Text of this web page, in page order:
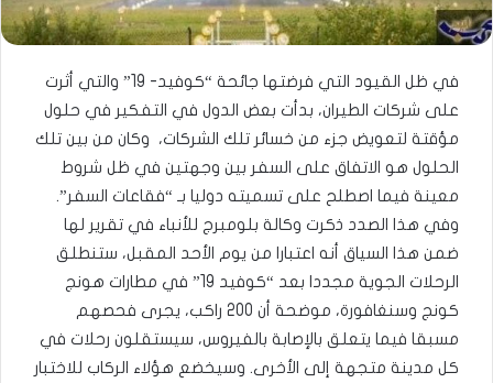
في ظل القيود التي فرضتها جائحة “كوفيد- 19” والتي أثرت
على شركات الطيران، بدأت بعض الدول في التفكير في حلول
مؤقتة لتعويض جزء من خسائر تلك الشركات، وكان من بين تلك
الحلول هو الاتفاق على السفر بين وجهتين في ظل شروط
معينة فيما اصطلح على تسميته دوليا بـ “فقاعات السفر”.
وفي هذا الصدد ذكرت وكالة بلومبرج للأنباء في تقرير لها
ضمن هذا السياق أنه اعتبارا من يوم الأحد المقبل، ستنطلق
الرحلات الجوية مجددا بعد “كوفيد 19” في مطارات هونج
كونج وسنغافورة، موضحة أن 200 راكب، يجرى فحصهم
مسبقا فيما يتعلق بالإصابة بالفيروس، سيستقلون رحلات في
كل مدينة متجهة إلى الأخرى. وسيخضع هؤلاء الركاب للاختبار